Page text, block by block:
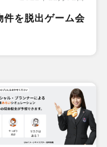
件を脱出ゲーム会